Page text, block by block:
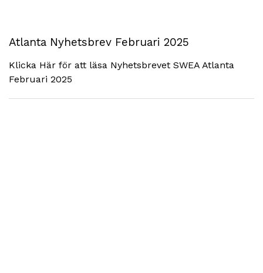
Atlanta Nyhetsbrev Februari 2025
Klicka Här för att läsa Nyhetsbrevet SWEA Atlanta
Februari 2025